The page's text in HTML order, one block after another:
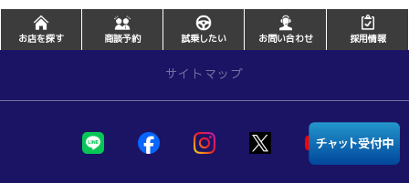
お店を探す 商談予約 試乗したい お問い合わせ 採用情報
サイトマップ